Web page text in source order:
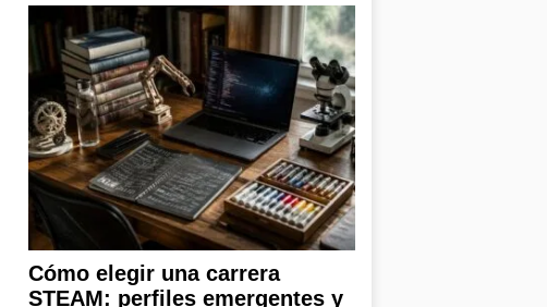
Cómo elegir una carrera
STEAM: perfiles emergentes y